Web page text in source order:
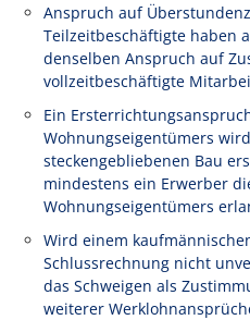
Anspruch auf
Teilzeitbeschäftigte haben
denselben Anspruch auf
vollzeitbeschäftigte
Ein
Wohnungseigentümers
steckengebliebenen Bau
mindestens ein Erwerber
Wohnungseigentümers
Wird einem
Schlussrechnung nicht
das Schweigen als
weiterer